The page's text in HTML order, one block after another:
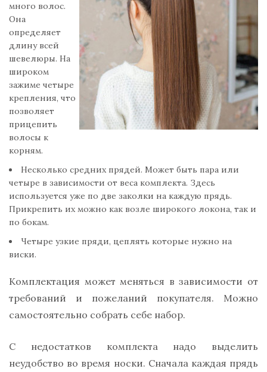
много волос.
Она
определяет
длину всей
шевелюры. На
широком
зажиме четыре
крепления, что
позволяет
прицепить
волосы к
корням.
Несколько средних прядей. Может быть пара или
четыре в зависимости от веса комплекта. Здесь
используется уже по две заколки на каждую прядь.
Прикрепить их можно как возле широкого локона, так и
по бокам.
Четыре узкие пряди, цеплять которые нужно на
виски.
Комплектация может меняться в зависимости от
требований и пожеланий покупателя. Можно
самостоятельно собрать себе набор.
С недостатков комплекта надо выделить
неудобство во время носки. Сначала каждая прядь